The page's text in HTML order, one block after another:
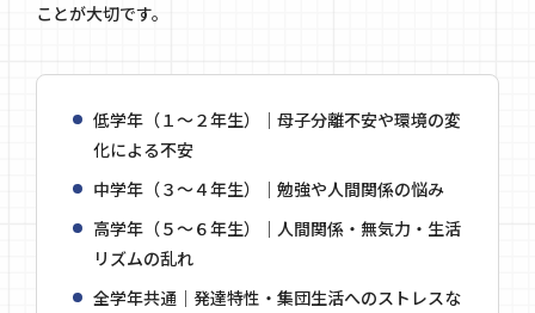
ことが大切です。
低学年（１～２年生）｜母子分離不安や環境の変
化による不安
中学年（３～４年生）｜勉強や人間関係の悩み
高学年（５～６年生）｜人間関係・無気力・生活
リズムの乱れ
全学年共通｜発達特性・集団生活へのストレスな